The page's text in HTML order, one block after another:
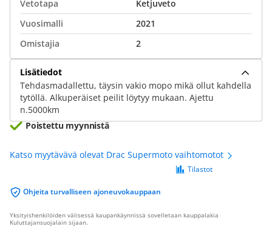
Vetotapa
Ketjuveto
Vuosimalli
2021
Omistajia
2
Lisätiedot
Tehdasmadallettu, täysin vakio mopo mikä ollut kahdella
tytöllä. Alkuperäiset peilit löytyy mukaan. Ajettu
n.5000km
Poistettu myynnistä
Katso myytävävä olevat Drac Supermoto vaihtomotot
Ohjeita turvalliseen ajoneuvokauppaan
Tilastot
Yksityishenkilöiden välisessä kaupankäynnissä sovelletaan kauppalakia
Kuluttajansuojalain sijaan.